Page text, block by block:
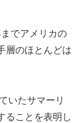
でアメリカの
層のほとんどは
いたサマーリ
ることを表明し